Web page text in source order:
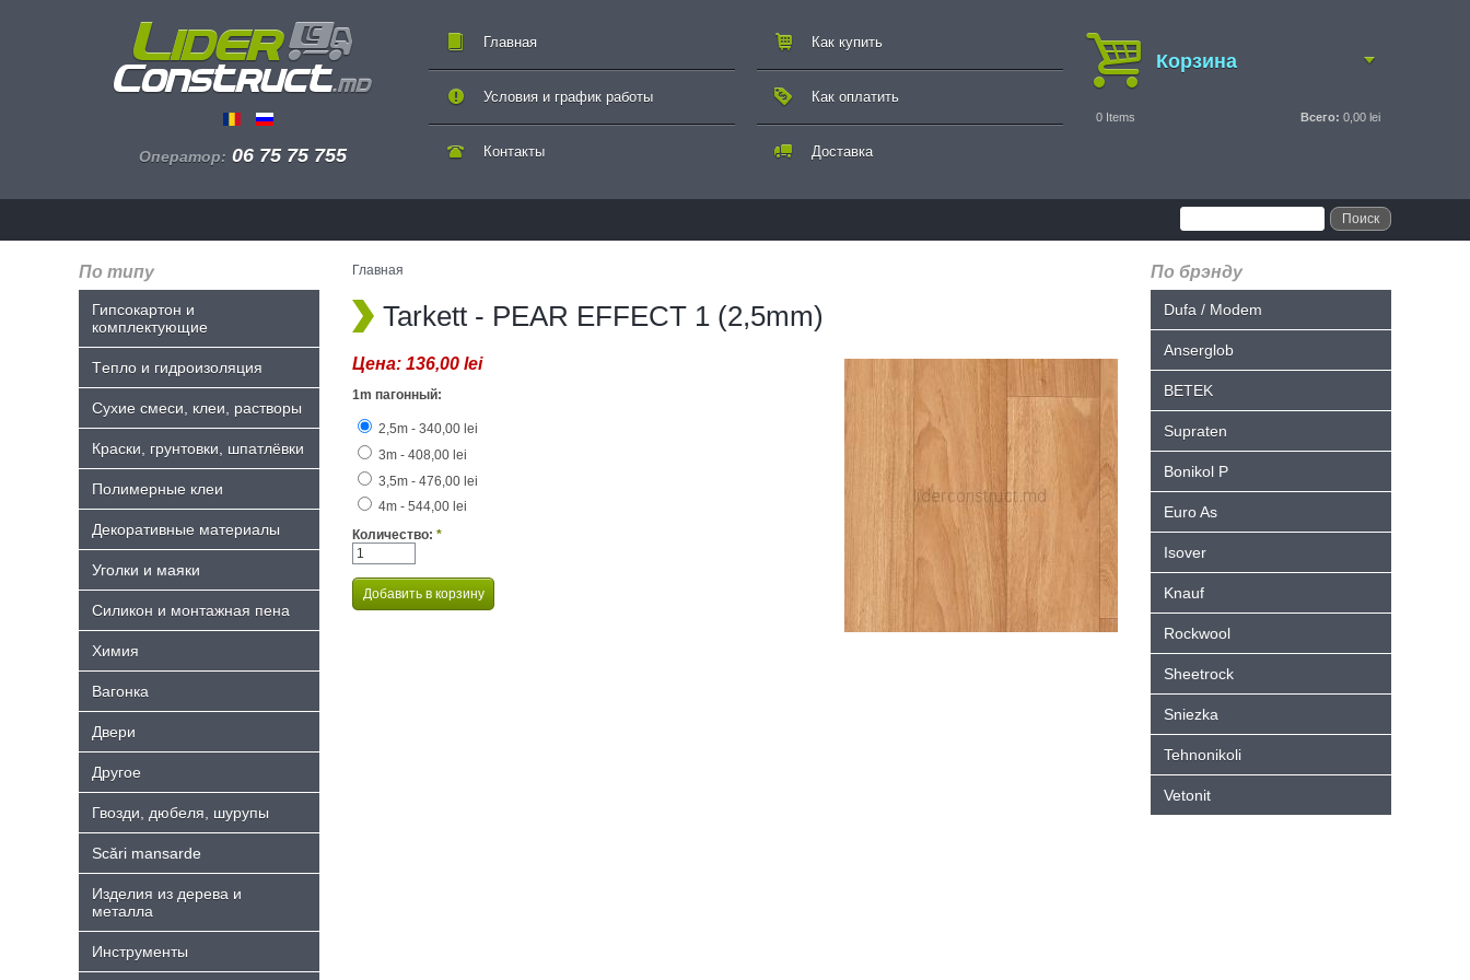
Оператор: 06 75 75 755
Главная
Контакты
Как купить
Как оплатить
Доставка
Условия и график работы
Корзина
0 Items Всего: 0,00 lei
По типу
Гипсокартон и
комплектующие
Tепло и гидроизоляция
Сухие смеси, клеи, растворы
Краски, грунтовки, шпатлёвки
Полимерные клеи
Декоративные материалы
Уголки и маяки
Силикон и монтажная пена
Химия
Bагонка
Двери
Другое
Гвозди, дюбеля, шурупы
Scări mansarde
Изделия из дерева и
металла
Инструменты
Главная
Tarkett - PEAR EFFECT 1 (2,5mm)
Цена: 136,00 lei
1m пагонный:
2,5m - 340,00 lei
3m - 408,00 lei
3,5m - 476,00 lei
4m - 544,00 lei
Количество: *
По брэнду
Dufa / Modem
Anserglob
BETEK
Supraten
Bonikol P
Euro As
Isover
Knauf
Rockwool
Sheetrock
Sniezka
Tehnonikoli
Vetonit